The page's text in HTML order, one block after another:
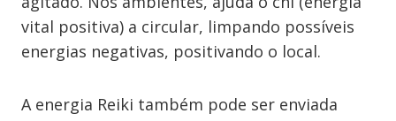
vital positiva) a circular, limpando possíveis
energias negativas, positivando o local.
A energia Reiki também pode ser enviada